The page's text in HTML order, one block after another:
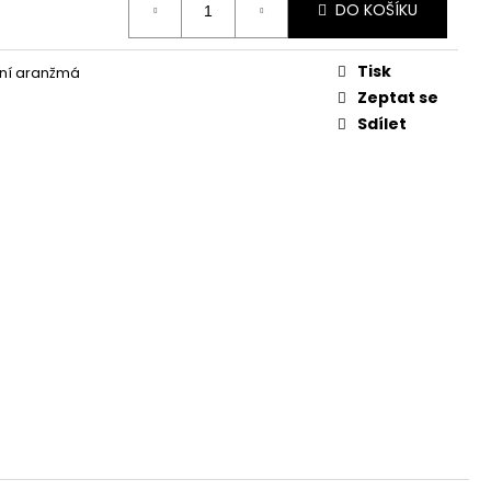
DO KOŠÍKU
aranžmá
Tisk
Zeptat se
Sdílet
VĚČNÁ RŮŽE